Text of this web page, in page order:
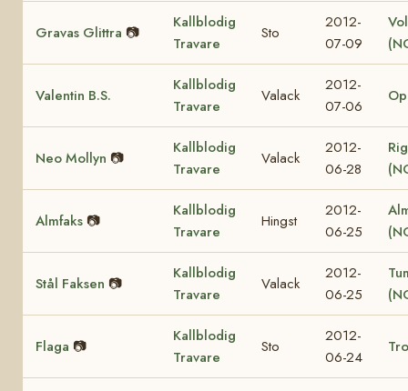
Gravas Glittra 📷
Kallblodig
Travare
Sto
2012-
07-09
Valentin B.S.
Kallblodig
Travare
Valack
2012-
07-06
Neo Mollyn 📷
Kallblodig
Travare
Valack
2012-
06-28
Almfaks 📷
Kallblodig
Travare
Hingst
2012-
06-25
Stål Faksen 📷
Kallblodig
Travare
Valack
2012-
06-25
Flaga 📷
Kallblodig
Travare
Sto
2012-
06-24